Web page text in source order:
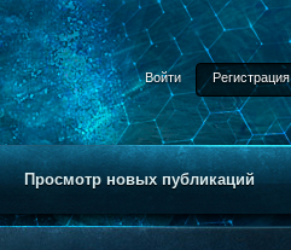
Войти Регистрация
Просмотр новых публикаций